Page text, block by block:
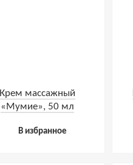
Крем массажный
«Мумие», 50 мл
В избранное